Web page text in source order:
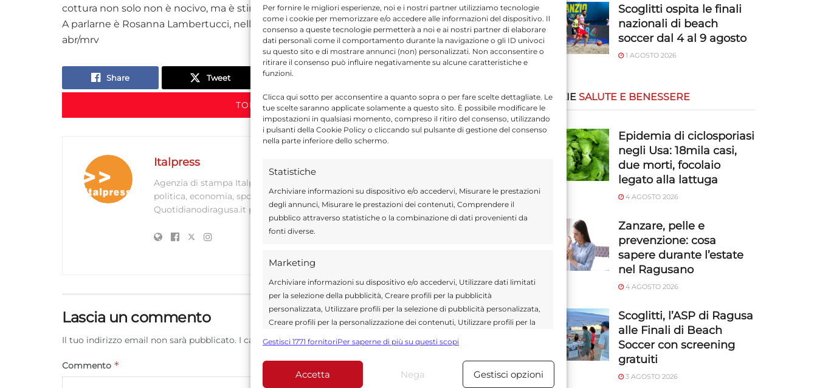
Per fornire le migliori esperienze, noi e i nostri partner utilizziamo tecnologie
come i cookie per memorizzare e/o accedere alle informazioni del dispositivo. Il
consenso a queste tecnologie permetterà a noi e ai nostri partner di elaborare
dati personali come il comportamento durante la navigazione o gli ID univoci
su questo sito e di mostrare annunci (non) personalizzati. Non acconsentire o
ritirare il consenso può influire negativamente su alcune caratteristiche e
funzioni.
Clicca qui sotto per acconsentire a quanto sopra o per fare scelte dettagliate. Le
tue scelte saranno applicate solamente a questo sito. È possibile modificare le
impostazioni in qualsiasi momento, compreso il ritiro del consenso, utilizzando
i pulsanti della Cookie Policy o cliccando sul pulsante di gestione del consenso
nella parte inferiore dello schermo.
Statistiche
Archiviare informazioni su dispositivo e/o accedervi, Misurare le prestazioni
degli annunci, Misurare le prestazioni dei contenuti, Comprendere il
pubblico attraverso statistiche o la combinazione di dati provenienti da
fonti diverse.
Marketing
Archiviare informazioni su dispositivo e/o accedervi, Utilizzare dati limitati
per la selezione della pubblicità, Creare profili per la pubblicità
personalizzata, Utilizzare profili per la selezione di pubblicità personalizzata,
Creare profili per la personalizzazione dei contenuti, Utilizzare profili per la
Utilizzare dati limitati per la selezione dei contenuti.
Funzionalità Sempre attivo
Gestisci 1771 fornitoriPer saperne di più su questi scopi
Accetta Nega Gestisci opzioni
cottura non solo non è nocivo, ma è stimolante per la funzione epato-biliare del nostro corpo.
A parlarne è Rosanna Lambertucci, nella nuova puntata della Salute Vien Mangiando.
abr/mrv
Share Tweet
TORNA IN ATTUALITÀ
Italpress
Agenzia di stampa Italpress. Fornisce notizie, aggiornamenti e lanci su cronaca,
politica, economia, sport e attualità nazionale. I contenuti pubblicati su
Quotidianodiragusa.it provengono dai comunicati ufficiali dell’agenzia.
Lascia un commento
Il tuo indirizzo email non sarà pubblicato. I campi obbligatori sono contrassegnati *
Commento *
Scoglitti ospita le finali
nazionali di beach
soccer dal 4 al 9 agosto
1 AGOSTO 2026
NOTIZIE SALUTE E BENESSERE
Epidemia di ciclosporiasi
negli Usa: 18mila casi,
due morti, focolaio
legato alla lattuga
4 AGOSTO 2026
Zanzare, pelle e
prevenzione: cosa
sapere durante l’estate
nel Ragusano
4 AGOSTO 2026
Scoglitti, l’ASP di Ragusa
alle Finali di Beach
Soccer con screening
gratuiti
3 AGOSTO 2026